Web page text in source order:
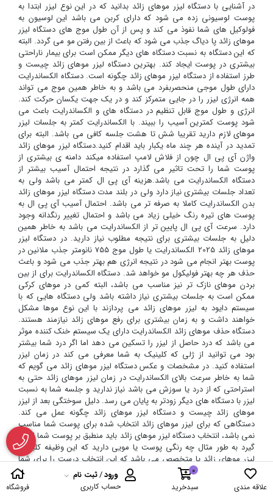
علاقه مندی
0
سبدخرید
ورود/ثبت نام
حساب کاربری
فروشگاه
در آشنایی با دستگاه لیزر موهای زائد بدانید که در این نوع لیزر ابتدا به
پوست لوسیونی زده می شود که دارای کربن می باشد این لوسیون به
فولوکیل های شما نفوذ می کند و پس از آن طول موج های دستگاه لیزر
موهای زائد پا دیاگ جذب می شود که باعث از بین رفتن مو می گردد. البته
که این دستگاه به نسبت دستگاه های دیگر ممکن است برای بیمار ناراحتی
بیشتری در پوست ایجاد کند. بهترین دستگاه لیزر موهای زائد چیست و
طرز استفاده از دستگاه لیزر موهای زائد چگونه است. دستگاه الکساندرایت
دارای طول موجی منحصربفرد می باشد و به خاطر همین موج می تواند
همه انرژی لیزر را در جایی متمرکز کند و در یک جهت یکسان حرکت کند.
انرژی و طول موج قابل تنظیم در دستگاه های و الکساندرایت باعث می
شود پوست کمترین آسیب را ببیند. با الکساندرایت کمتر به جلسات لیزر
موهای لازم دارید تقریبا شش تا هشت جلسه کافی می باشد. البته برای
تمدید در آینده هر چند ماه یکبار باید اقدام کنید.دستگاه لیزر موهای زائد
واژن آی پی ال چون از فلاش لامپ استفاده میکند دامنه ی بیشتری از
پوست شما را تحت تاثیر می گذارد در نتیجه احتمال آسیب بیشتر از
دستگاه الکساندرایت می باشد.هزینه آی پی ال کمتر می باشد ولی به
تعداد جلسات بیشتری نیاز دارد ولی در بلند مدت دستگاه لیزر موهای زائد
بدن الکساندرایت کاملا به صرفه تر می باشد. احتمال آسیب آی پی ال به
پوست های تیره رنگ خیلی زیاد می باشد و احتمال تغییر رنگدانه وجود
دارد. سرعت آی پی ال پایین تر از الکساندرایت می باشد به خاطر همین
دلیل به جلسات بیشتری برای نتیجه مطلوب نیاز دارید. در دستگاه لیزر
موهای زائد 2025 الکساندرایت یا طول موج 755 نانومتر جذب ملانین در
پوست بهتر انجام می شود در نتیجه انرژی هم بهتر جذب می شود و باعث
حذف هر چه بهتر فولیکول مو خواهد شد. دستگاه الکساندرایت برای از بین
بردن موهای نازک تر نیز مناسب می باشد، البته کمی در موهای کرکی
ممکن است به جلسات بیشتری نیاز داشته باشد ولی دستگاه هایی که با
سیستم دایود به لیزر موهای زائد می پردازند با این نوع موها مشکل
خواهند داشت و به زمان بیشتری برای رفع موهای زائد نیازمند هستند.
دستگاه حذف موهای زائد الکساندرایت دارای یک سیستم خنک کننده موثر
می باشد که درد حاصل از لیزر را تسکین می دهد اما اگر درد شما بیشتر
بود می توانید از ژلی که کلینیک به شما معرفی می کند در زمان لیزر
استفاده کنید. در مشخصات و عکس دستگاه لیزر موهای زائد می گویم که
شما به خاطر سرعت بالای الکساندرایت در زمان لیزر موهای زائد حتی به
استراحتی که از درد یا سوزش می باشد نیاز ندارید و جلسه شما به نسبت
لیزر با دستگاه های دیگر زودتر به پایان می رسد. دلیل سوختگی بعد از لیزر
موهای زائد چیست و دستگاه لیزر موهای زائد چگونه عمل می کند.
دستگاهی که برای لیزر موهای زائد انتخاب شده برای پوست شما مناسب
نمی باشد، انتخاب دستگاه لیزر موهای زائد باید منطبق بر پوست شما انجام
گیرد به طور مثال چه رنگی پوست یا مویی دارید که این وظیفه کلینیک
لیزر موهای زائد یا متخصص می باشد که این انتخاب درست را برای شما
انجام دهد. دستگاه لیزر موهای زائد خارجی برای چه کسانی منع
دارد.افرادی که در محل مورد نظر لیزر دچار عفونت و زخم هستند، باید تا
زمان بهبودی عفونت و زخم خود منتظر بمانند، زنان باردار باید بعد از دوران